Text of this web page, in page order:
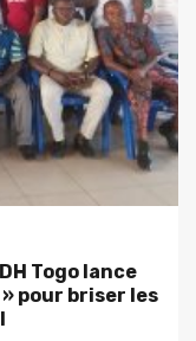
Togo lance
pour briser les